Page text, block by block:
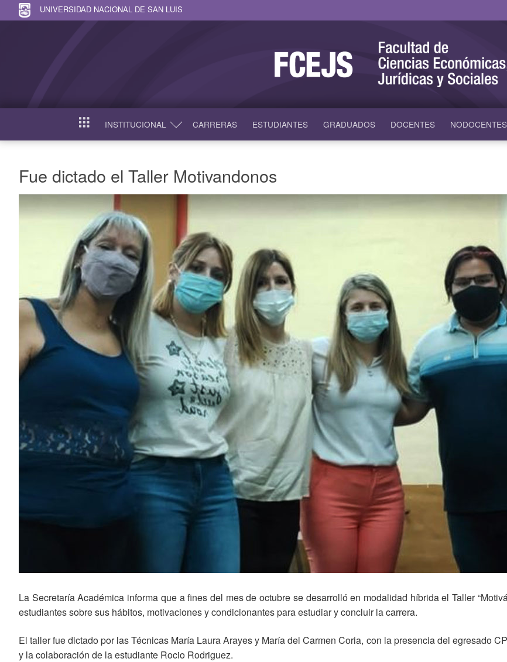
UNIVERSIDAD NACIONAL DE SAN LUIS
INICIO INSTITUCIONAL CARRERAS ESTUDIANTES GRADUADOS DOCENTES NODOCENTES
Fue dictado el Taller Motivandonos
La Secretaría Académica informa que a fines del mes de octubre se desarrolló en modalidad híbrida el Taller
estudiantes sobre sus hábitos, motivaciones y condicionantes para estudiar y concluir la carrera.
El taller fue dictado por las Técnicas María Laura Arayes y María del Carmen Coria, con la presencia del egresado
y la colaboración de la estudiante Rocio Rodriguez.